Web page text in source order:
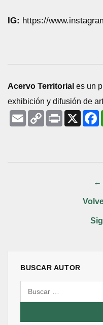
IG: https://
Acervo Territorial es un
exhibición y difusión de
←
BUSCAR AUTOR